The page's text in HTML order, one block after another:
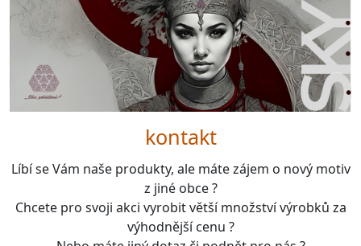
kontakt
Líbí se Vám naše produkty, ale máte zájem o nový motiv
z jiné obce ?
Chcete pro svoji akci vyrobit větší množství výrobků za
výhodnější cenu ?